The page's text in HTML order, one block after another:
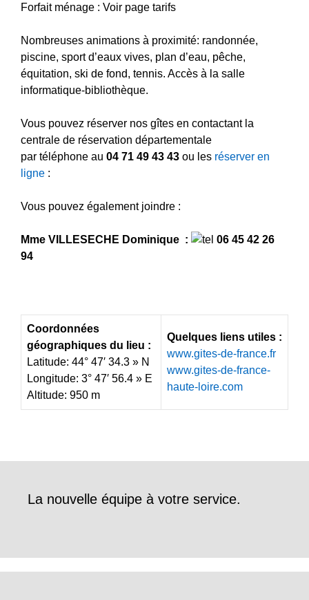
Forfait ménage : Voir page tarifs
Nombreuses animations à proximité: randonnée,
piscine, sport d’eaux vives, plan d’eau, pêche,
équitation, ski de fond, tennis. Accès à la salle
informatique-bibliothèque.
Vous pouvez réserver nos gîtes en contactant la
centrale de réservation départementale
par téléphone au 04 71 49 43 43 ou les réserver en
ligne :
Vous pouvez également joindre :
Mme VILLESECHE Dominique :
06 45 42 26
94
Coordonnées
géographiques du lieu :
Latitude: 44° 47′ 34.3 » N
Longitude: 3° 47′ 56.4 » E
Altitude: 950 m
Quelques liens utiles :
www.gites-de-france.fr
www.gites-de-france-
haute-loire.com
La nouvelle équipe à votre service.